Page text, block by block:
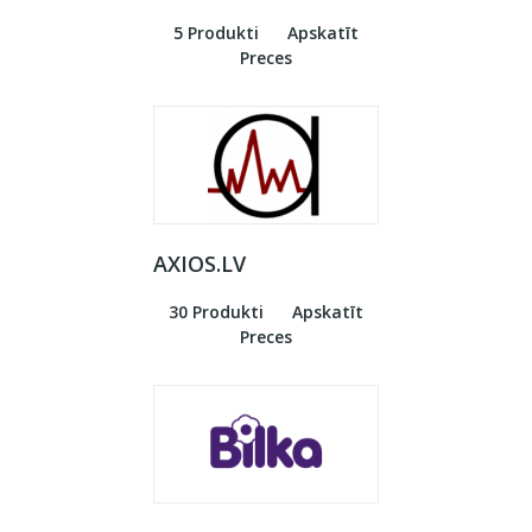
5 Produkti
Apskatīt
Preces
AXIOS.LV
30 Produkti
Apskatīt
Preces